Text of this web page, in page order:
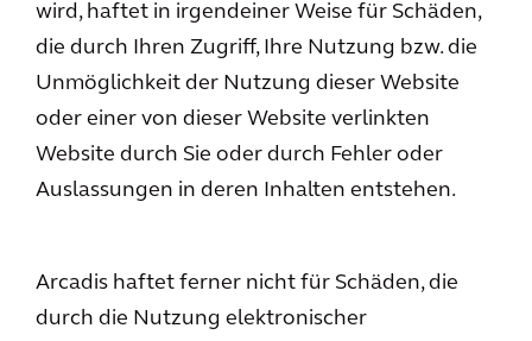
wird, haftet in irgendeiner Weise für Schäden,
die durch Ihren Zugriff, Ihre Nutzung bzw. die
Unmöglichkeit der Nutzung dieser Website
oder einer von dieser Website verlinkten
Website durch Sie oder durch Fehler oder
Auslassungen in deren Inhalten entstehen.
Arcadis haftet ferner nicht für Schäden, die
durch die Nutzung elektronischer